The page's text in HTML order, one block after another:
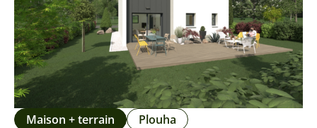
Prendre RDV
+33 2 96 01 41 62
Maison + terrain Plouha